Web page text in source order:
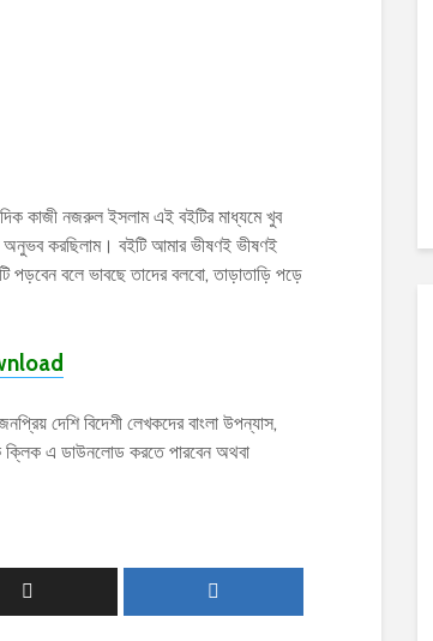
দিক কাজী নজরুল ইসলাম এই বইটির মাধ্যমে খুব
অনুভব করছিলাম। বইটি আমার ভীষণই ভীষণই
বলে ভাবছে তাদের বলবো, তাড়াতাড়ি পড়ে
দেশি বিদেশী লেখকদের বাংলা উপন্যাস,
এ ডাউনলোড করতে পারবেন অথবা